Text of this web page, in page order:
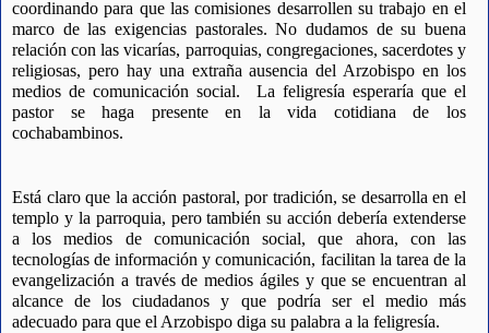
coordinando para que las comisiones desarrollen su trabajo en el
marco de las exigencias pastorales. No dudamos de su buena
relación con las vicarías, parroquias, congregaciones, sacerdotes y
religiosas, pero hay una extraña ausencia del Arzobispo en los
medios de comunicación social.  La feligresía esperaría que el
pastor se haga presente en la vida cotidiana de los
cochabambinos.
Está claro que la acción pastoral, por tradición, se desarrolla en el
templo y la parroquia, pero también su acción debería extenderse
a los medios de comunicación social, que ahora, con las
tecnologías de información y comunicación, facilitan la tarea de la
evangelización a través de medios ágiles y que se encuentran al
alcance de los ciudadanos y que podría ser el medio más
adecuado para que el Arzobispo diga su palabra a la feligresía.